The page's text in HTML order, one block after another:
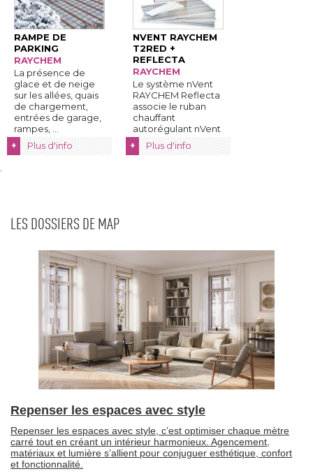
RAMPE DE
PARKING
RAYCHEM
La présence de
glace et de neige
sur les allées, quais
de chargement,
entrées de garage,
rampes, ...
+ Plus d'info
NVENT RAYCHEM
T2RED +
REFLECTA
RAYCHEM
Le système nVent
RAYCHEM Reflecta
associe le ruban
chauffant
autorégulant nVent
RAYCHEM T2Red
aux ...
+ Plus d'info
LES DOSSIERS DE MAP
Repenser les espaces avec style
Repenser les espaces avec style, c’est optimiser chaque mètre
carré tout en créant un intérieur harmonieux. Agencement,
matériaux et lumière s’allient pour conjuguer esthétique, confort
et fonctionnalité.